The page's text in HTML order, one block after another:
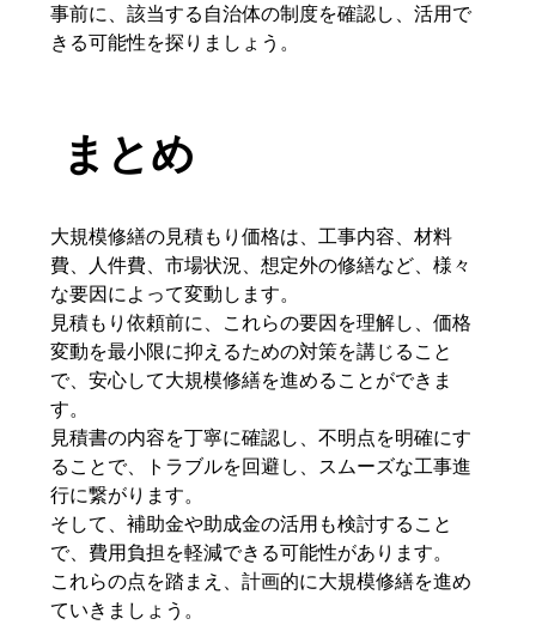
事前に、該当する自治体の制度を確認し、活用で
きる可能性を探りましょう。
まとめ
大規模修繕の見積もり価格は、工事内容、材料
費、人件費、市場状況、想定外の修繕など、様々
な要因によって変動します。
見積もり依頼前に、これらの要因を理解し、価格
変動を最小限に抑えるための対策を講じること
で、安心して大規模修繕を進めることができま
す。
見積書の内容を丁寧に確認し、不明点を明確にす
ることで、トラブルを回避し、スムーズな工事進
行に繋がります。
そして、補助金や助成金の活用も検討すること
で、費用負担を軽減できる可能性があります。
これらの点を踏まえ、計画的に大規模修繕を進め
ていきましょう。